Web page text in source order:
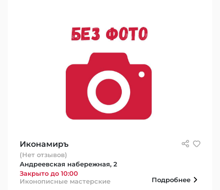
Иконамиръ
(Нет отзывов)
Андреевская набережная, 2
Закрыто до 10:00
Иконописные мастерские
Подробнее